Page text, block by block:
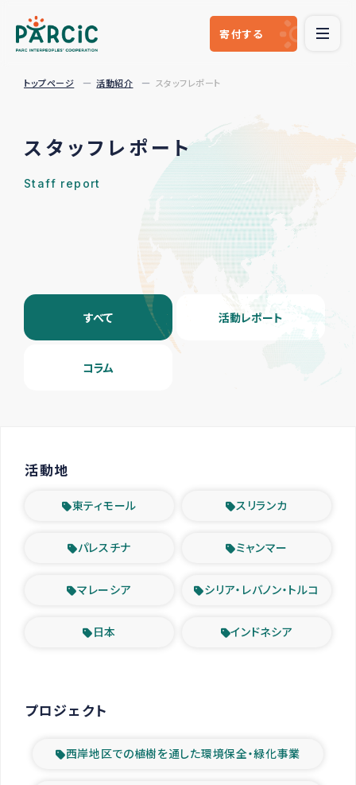
寄付する
トップページ 活動紹介 スタッフレポート
スタッフレポート
Staff report
すべて 活動レポート
コラム
活動地
東ティモール スリランカ
パレスチナ ミャンマー
マレーシア シリア・レバノン・トルコ
日本 インドネシア
プロジェクト
西岸地区での植樹を通した環境保全・緑化事業